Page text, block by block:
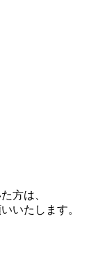
方は、
いたします。